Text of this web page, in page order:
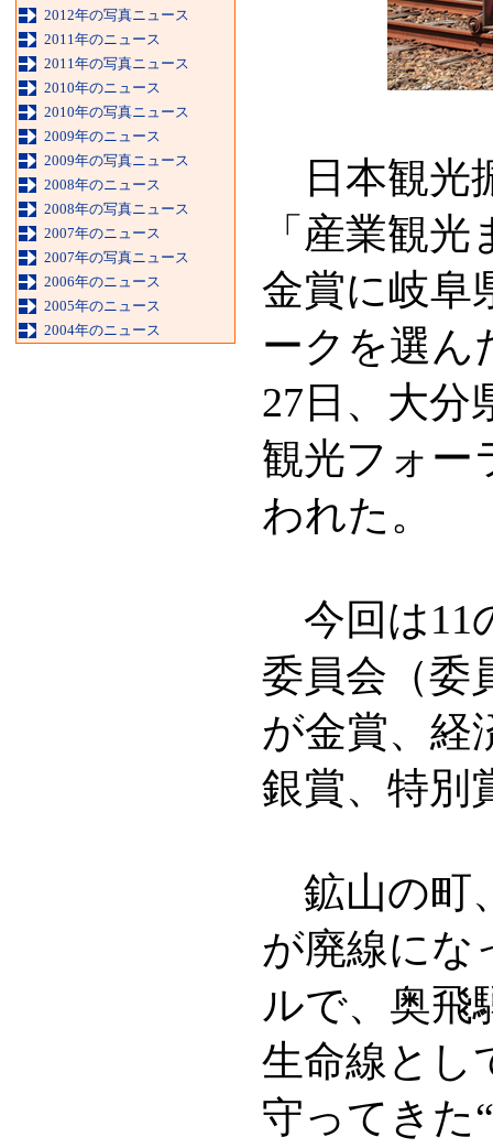
2012年の写真ニュース
2011年のニュース
2011年の写真ニュース
2010年のニュース
2010年の写真ニュース
2009年のニュース
2009年の写真ニュース
2008年のニュース
2008年の写真ニュース
2007年のニュース
2007年の写真ニュース
2006年のニュース
2005年のニュース
2004年のニュース
日本観光
「産業観
金賞に岐阜
ークを選ん
27日、大分
観光フォー
われた。
今回は11
委員会（委
が金賞、経
銀賞、特別
鉱山の町
が廃線にな
ルで、奥飛
生命線とし
守ってきた